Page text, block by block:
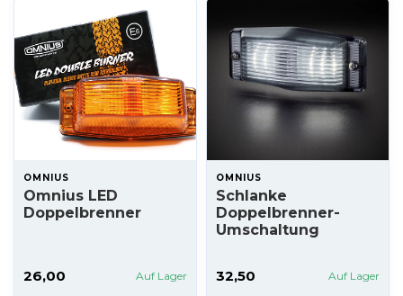
OMNIUS
Omnius LED
Doppelbrenner
26,00 Auf Lager
OMNIUS
Schlanke
Doppelbrenner-
Umschaltung
32,50 Auf Lager